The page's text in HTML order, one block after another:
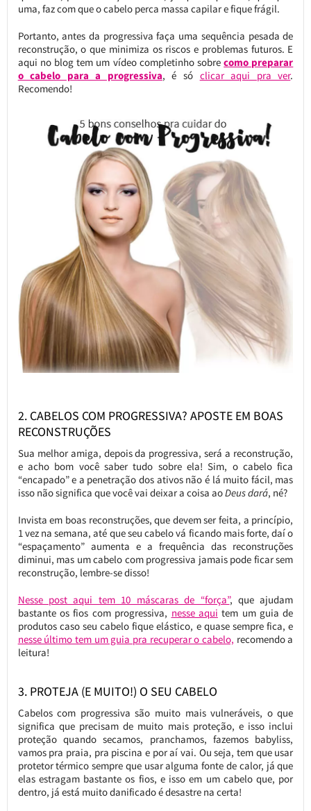
uma, faz com que o cabelo perca massa capilar e fique frágil.
Portanto, antes da progressiva faça uma sequência pesada de
reconstrução, o que minimiza os riscos e problemas futuros. E
aqui no blog tem um vídeo completinho sobrecomo preparar
o cabelo para a progressiva, é só clicar aqui pra ver.
Recomendo!
2. CABELOS COM PROGRESSIVA? APOSTE EM BOAS
RECONSTRUÇÕES
Sua melhor amiga, depois da progressiva, será a reconstrução,
e acho bom você saber tudo sobre ela! Sim, o cabelo fica
“encapado” e a penetração dos ativos não é lá muito fácil, mas
isso não significa que você vai deixar a coisa aoDeus dará, né?
Invista em boas reconstruções, que devem ser feita, a princípio,
1 vez na semana, até que seu cabelo vá ficando mais forte, daí o
“espaçamento” aumenta e a frequência das reconstruções
diminui, mas um cabelo com progressiva jamais pode ficar sem
reconstrução, lembre-se disso!
Nesse post aqui tem 10 máscaras de “força”, que ajudam
bastante os fios com progressiva, nesse aqui tem um guia de
produtos caso seu cabelo fique elástico, e quase sempre fica, e
nesse último tem um guia pra recuperar o cabelo, recomendo a
leitura!
3. PROTEJA (E MUITO!) O SEU CABELO
Cabelos com progressiva são muito mais vulneráveis, o que
significa que precisam de muito mais proteção, e isso inclui
proteção quando secamos, pranchamos, fazemos babyliss,
vamos pra praia, pra piscina e por aí vai. Ou seja, tem que usar
protetor térmico sempre que usar alguma fonte de calor, já que
elas estragam bastante os fios, e isso em um cabelo que, por
dentro, já está muito danificado é desastre na certa!